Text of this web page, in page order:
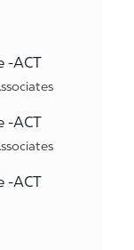
-ACT
-ACT
-ACT